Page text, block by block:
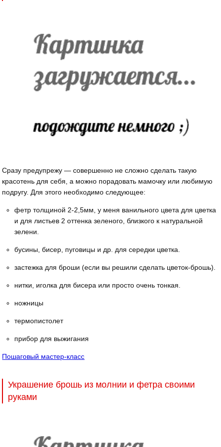
Сразу предупрежу — совершенно не сложно сделать такую
красотень для себя, а можно порадовать мамочку или любимую
подругу. Для этого необходимо следующее:
фетр толщиной 2-2,5мм, у меня ванильного цвета для цветка
и для листьев 2 оттенка зеленого, близкого к натуральной
зелени.
бусины, бисер, пуговицы и др. для середки цветка.
застежка для броши (если вы решили сделать цветок-брошь).
нитки, иголка для бисера или просто очень тонкая.
ножницы
термопистолет
прибор для выжигания
Пошаговый мастер-класс
Украшение брошь из молнии и фетра своими
руками